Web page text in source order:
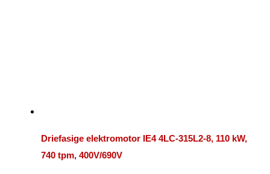
Driefasige elektromotor IE4 4LC-315L2-8, 110 kW,
740 tpm, 400V/690V